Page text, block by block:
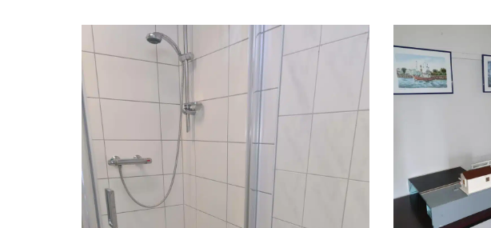
Pension-06